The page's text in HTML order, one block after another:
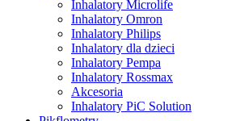
Inhalatory Microlife
Inhalatory Omron
Inhalatory Philips
Inhalatory dla dzieci
Inhalatory Pempa
Inhalatory Rossmax
Akcesoria
Inhalatory PiC Solution